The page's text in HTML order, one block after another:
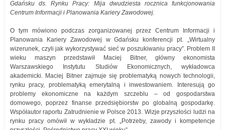
Gdańsku ds. Rynku Pracy: Mija dwudziesta rocznica funkcjonowania
Centrum Informacji i Planowania Kariery Zawodowej.
O tym mówiono podczas zorganizowanej przez Centrum Informacji i
Planowania Kariery Zawodowej w Gdańsku konferencji pt. „Wirtualny
wizerunek, czyli jak wykorzystywać sieć w poszukiwaniu pracy”. Problem II
wieku maszyn przedstawił Maciej Bitner, główny ekonomista
Warszawskiego Instytutu Studiów Ekonomicznych, wykładowca
akademicki. Maciej Bitner zajmuje się problematyką nowych technologii,
rynku pracy, problematyką emerytalną i inwestowaniem. Interesują go
problemy ekonomiczne na każdym szczeblu – od gospodarstwa
domowego, poprzez finanse przedsiębiorstw po globalną gospodarkę.
Współautor raportu Zatrudnienie w Polsce 2013. Wizje przyszłości ludzi na
rynku pracy omówił w wykładzie pt. „Potrzeby, zawody i kompetencje